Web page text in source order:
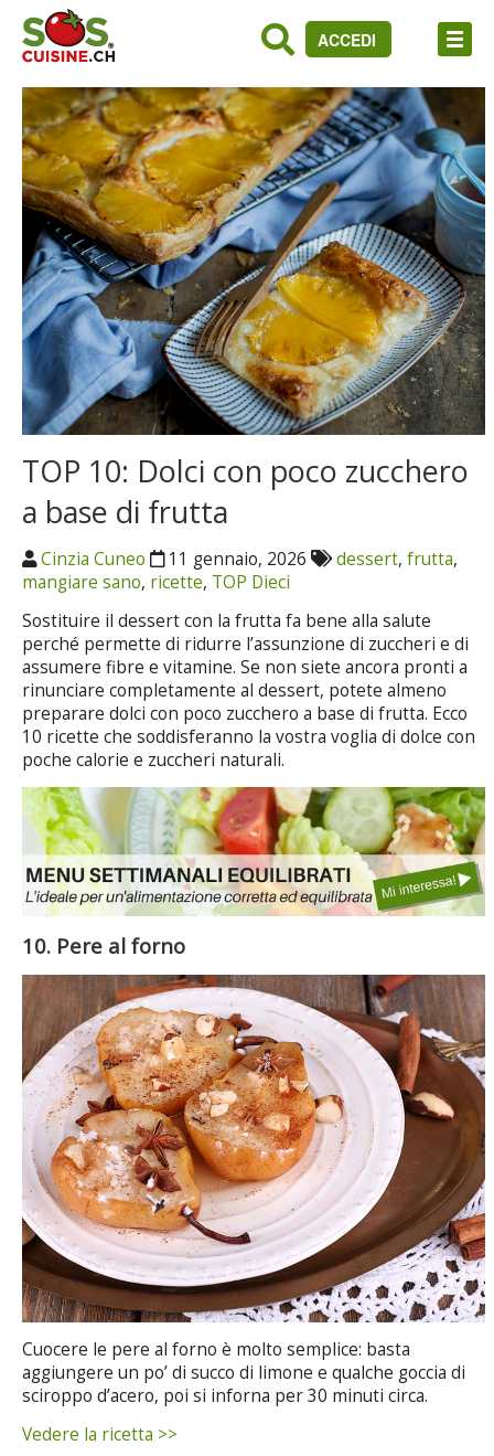
ACCEDI
TOP 10: Dolci con poco zucchero
a base di frutta
Cinzia Cuneo 11 gennaio, 2026 dessert, frutta,
mangiare sano, ricette, TOP Dieci
Sostituire il dessert con la frutta fa bene alla salute
perché permette di ridurre l’assunzione di zuccheri e di
assumere fibre e vitamine. Se non siete ancora pronti a
rinunciare completamente al dessert, potete almeno
preparare dolci con poco zucchero a base di frutta. Ecco
10 ricette che soddisferanno la vostra voglia di dolce con
poche calorie e zuccheri naturali.
10. Pere al forno
Cuocere le pere al forno è molto semplice: basta
aggiungere un po’ di succo di limone e qualche goccia di
sciroppo d’acero, poi si inforna per 30 minuti circa.
Vedere la ricetta >>